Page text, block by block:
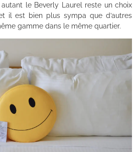
autant le Beverly Laurel reste un choix
il est bien plus sympa que d’autres
gamme dans le même quartier.